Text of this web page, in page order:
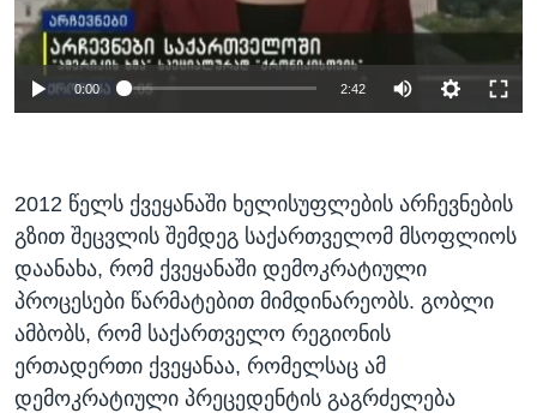
0:00 2:42
2012 წელს ქვეყანაში ხელისუფლების არჩევნების
გზით შეცვლის შემდეგ საქართველომ მსოფლიოს
დაანახა, რომ ქვეყანაში დემოკრატიული
პროცესები წარმატებით მიმდინარეობს. გობლი
ამბობს, რომ საქართველო რეგიონის
ერთადერთი ქვეყანაა, რომელსაც ამ
დემოკრატიული პრეცედენტის გაგრძელება